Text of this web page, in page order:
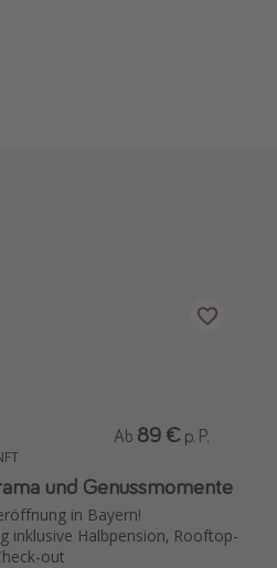
und Genussmomente
in Bayern!
inklusive Halbpension, Rooftop-
out
Ab 89 € p. P.